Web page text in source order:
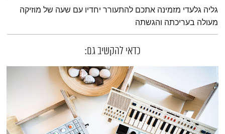
תמצית הפודקאסט
גליה גלעדי מזמינה אתכם להתעורר יחדיו עם שעה של מוזיקה
מעולה בעריכתה והגשתה
כדאי להקשיב גם: